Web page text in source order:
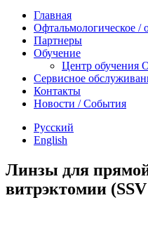
Главная
Офтальмологическое /
Партнеры
Обучение
Центр обучения
Сервисное
Контакты
Новости / События
Русский
English
Линзы для
витрэктомии